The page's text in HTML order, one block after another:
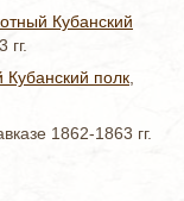
Кубанский
полк
1862-1863 гг.